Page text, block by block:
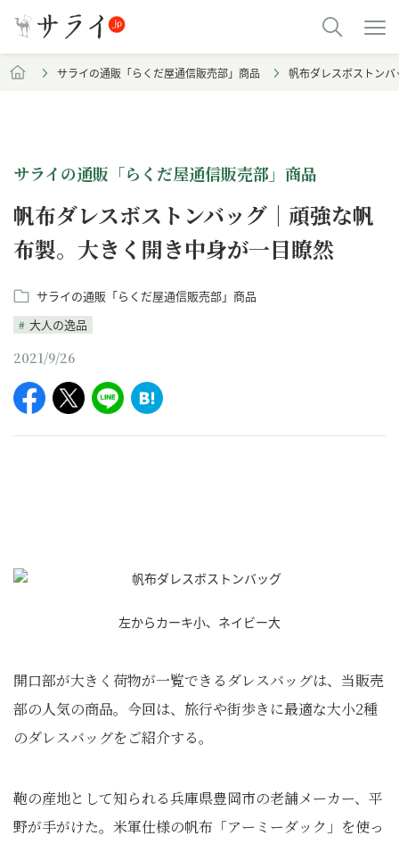
サライの通販「らくだ屋通信販売部」商品 帆布ダレスボストン
サライの通販「らくだ屋通信販売部」商品
帆布ダレスボストンバッグ｜頑強な帆
布製。大きく開き中身が一目瞭然
サライの通販「らくだ屋通信販売部」商品
大人の逸品
2021/9/26
左からカーキ小、ネイビー大
開口部が大きく荷物が一覧できるダレスバッグは、当販売
部の人気の商品。今回は、旅行や街歩きに最適な大小2種
のダレスバッグをご紹介する。
鞄の産地として知られる兵庫県豊岡市の老舗メーカー、平
野が手がけた。米軍仕様の帆布「アーミーダック」を使っ